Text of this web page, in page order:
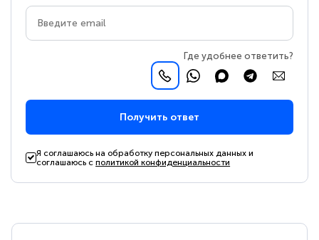
Где удобнее ответить?
Получить ответ
Я соглашаюсь на обработку персональных данных и
соглашаюсь сполитикой конфиденциальности